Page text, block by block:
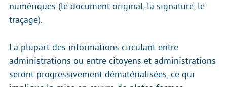
numériques (le document original, la signature, le
traçage).
La plupart des informations circulant entre
administrations ou entre citoyens et administrations
seront progressivement dématérialisées, ce qui